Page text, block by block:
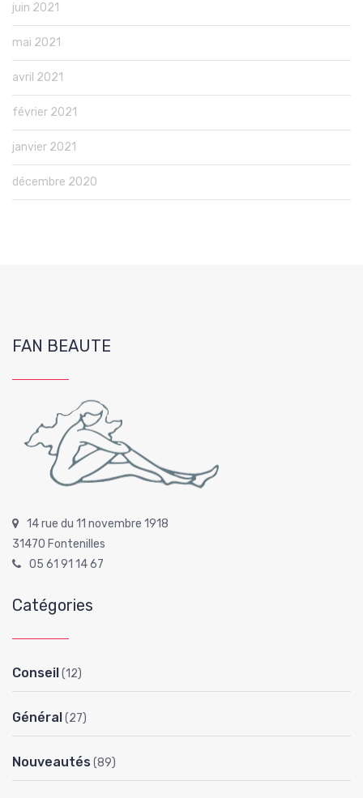
juin 2021
mai 2021
avril 2021
février 2021
janvier 2021
décembre 2020
FAN BEAUTE
14 rue du 11 novembre 1918
31470 Fontenilles
05 61 91 14 67
Catégories
Conseil(12)
Général(27)
Nouveautés(89)